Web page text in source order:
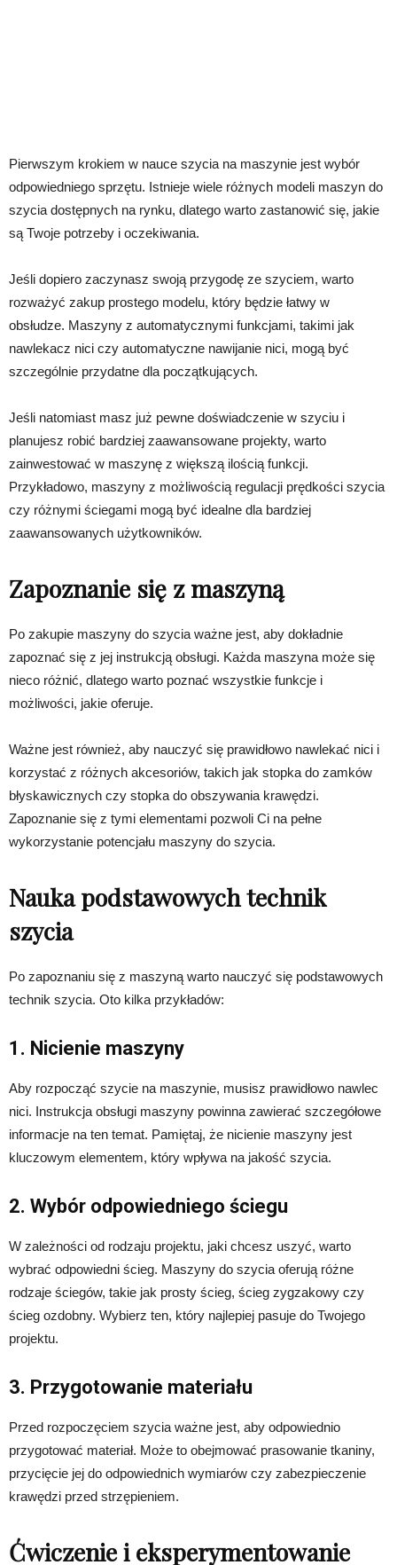
Pierwszym krokiem w nauce szycia na maszynie jest wybór
odpowiedniego sprzętu. Istnieje wiele różnych modeli maszyn do
szycia dostępnych na rynku, dlatego warto zastanowić się, jakie
są Twoje potrzeby i oczekiwania.
Jeśli dopiero zaczynasz swoją przygodę ze szyciem, warto
rozważyć zakup prostego modelu, który będzie łatwy w
obsłudze. Maszyny z automatycznymi funkcjami, takimi jak
nawlekacz nici czy automatyczne nawijanie nici, mogą być
szczególnie przydatne dla początkujących.
Jeśli natomiast masz już pewne doświadczenie w szyciu i
planujesz robić bardziej zaawansowane projekty, warto
zainwestować w maszynę z większą ilością funkcji.
Przykładowo, maszyny z możliwością regulacji prędkości szycia
czy różnymi ściegami mogą być idealne dla bardziej
zaawansowanych użytkowników.
Zapoznanie się z maszyną
Po zakupie maszyny do szycia ważne jest, aby dokładnie
zapoznać się z jej instrukcją obsługi. Każda maszyna może się
nieco różnić, dlatego warto poznać wszystkie funkcje i
możliwości, jakie oferuje.
Ważne jest również, aby nauczyć się prawidłowo nawlekać nici i
korzystać z różnych akcesoriów, takich jak stopka do zamków
błyskawicznych czy stopka do obszywania krawędzi.
Zapoznanie się z tymi elementami pozwoli Ci na pełne
wykorzystanie potencjału maszyny do szycia.
Nauka podstawowych technik
szycia
Po zapoznaniu się z maszyną warto nauczyć się podstawowych
technik szycia. Oto kilka przykładów:
1. Nicienie maszyny
Aby rozpocząć szycie na maszynie, musisz prawidłowo nawlec
nici. Instrukcja obsługi maszyny powinna zawierać szczegółowe
informacje na ten temat. Pamiętaj, że nicienie maszyny jest
kluczowym elementem, który wpływa na jakość szycia.
2. Wybór odpowiedniego ściegu
W zależności od rodzaju projektu, jaki chcesz uszyć, warto
wybrać odpowiedni ścieg. Maszyny do szycia oferują różne
rodzaje ściegów, takie jak prosty ścieg, ścieg zygzakowy czy
ścieg ozdobny. Wybierz ten, który najlepiej pasuje do Twojego
projektu.
3. Przygotowanie materiału
Przed rozpoczęciem szycia ważne jest, aby odpowiednio
przygotować materiał. Może to obejmować prasowanie tkaniny,
przycięcie jej do odpowiednich wymiarów czy zabezpieczenie
krawędzi przed strzępieniem.
Ćwiczenie i eksperymentowanie